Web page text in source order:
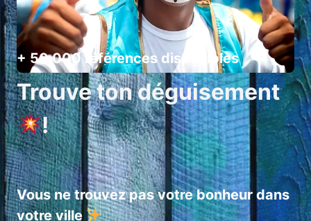
+ 50 000 références disponibles
Trouve ton déguisement
!
Vous ne trouvez pas votre bonheur dans
votre ville